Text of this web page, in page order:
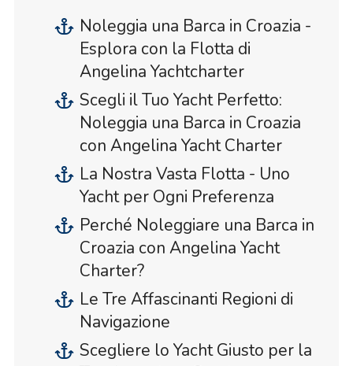
Noleggia una Barca in Croazia -
Esplora con la Flotta di
Angelina Yachtcharter
Scegli il Tuo Yacht Perfetto:
Noleggia una Barca in Croazia
con Angelina Yacht Charter
La Nostra Vasta Flotta - Uno
Yacht per Ogni Preferenza
Perché Noleggiare una Barca in
Croazia con Angelina Yacht
Charter?
Le Tre Affascinanti Regioni di
Navigazione
Scegliere lo Yacht Giusto per la